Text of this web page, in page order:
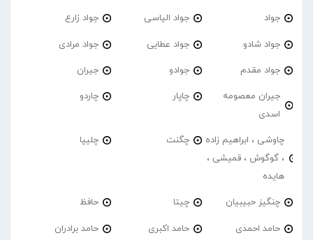
جواد جواد الیاسی جواد زارع
جواد شادو جواد عطایی جواد مرادی
جواد مقدم جوادو جیران
جیران معصومه
اسدی
چاپار چاردو
چاوشی ، ابراهیم زاده
، گوگوش ، قمیشی ،
هایده
چگنت چلیپا
چنگیز حبیبیان چیتا حافظ
حامد احمدی حامد اکبری حامد برادران